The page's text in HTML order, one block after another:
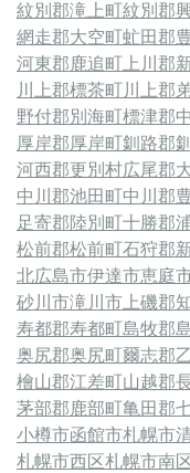
紋別郡滝上町紋別郡
網走郡大空町虻田郡
河東郡鹿追町 上川郡
川上郡標茶町川上郡
野付郡別海町標津郡
厚岸郡厚岸町釧路郡
河西郡更別村広尾郡
中川郡池田町中川郡
足寄郡陸別町十勝郡
松前郡松前町石狩郡
北広島市伊達市恵庭
砂川市滝川市 上磯郡
寿都郡寿都町島牧郡
奥尻郡奥尻町爾志郡
檜山郡江差町山越郡
茅部郡鹿部町亀田郡
小樽市函館市札幌市
札幌市西区札幌市南